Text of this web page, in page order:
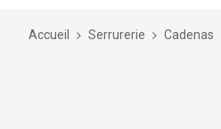
Accueil Serrurerie Cadenas